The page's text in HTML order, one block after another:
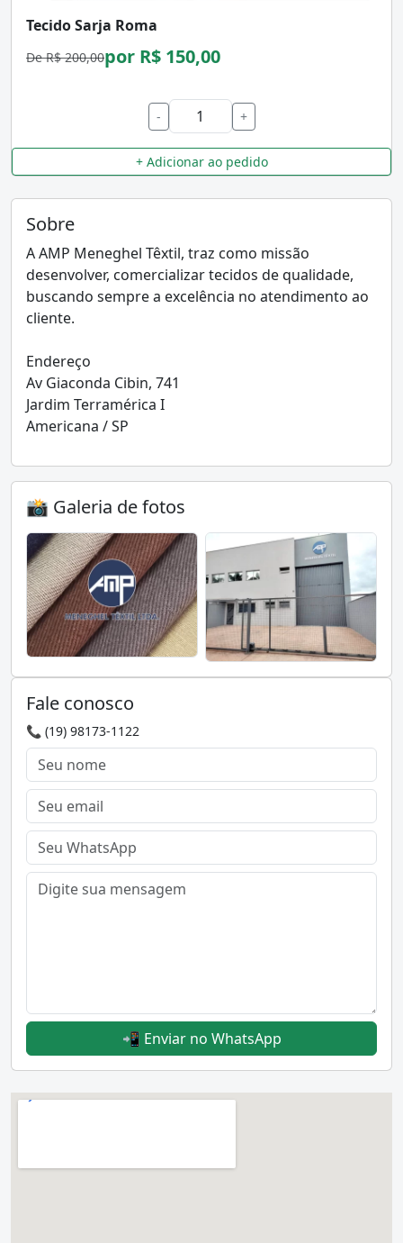
Tecido Sarja Roma
De R$ 200,00por R$ 150,00
- +
+ Adicionar ao pedido
Sobre
A AMP Meneghel Têxtil, traz como missão
desenvolver, comercializar tecidos de qualidade,
buscando sempre a excelência no atendimento ao
cliente.
Endereço
Av Giaconda Cibin, 741
Jardim Terramérica I
Americana / SP
📸 Galeria de fotos
Fale conosco
📞 (19) 98173-1122
📲 Enviar no WhatsApp